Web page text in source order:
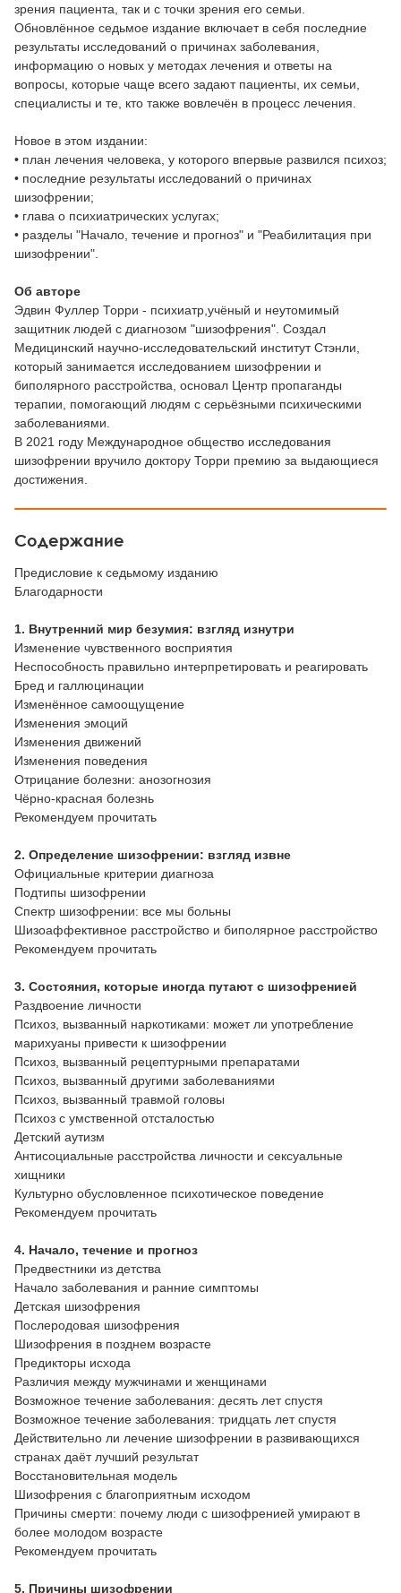
зрения пациента, так и с точки зрения его семьи.
Обновлённое седьмое издание включает в себя последние
результаты исследований о причинах заболевания,
информацию о новых у методах лечения и ответы на
вопросы, которые чаще всего задают пациенты, их семьи,
специалисты и те, кто также вовлечён в процесс лечения.
Новое в этом издании:
• план лечения человека, у которого впервые развился психоз;
• последние результаты исследований о причинах
шизофрении;
• глава о психиатрических услугах;
• разделы "Начало, течение и прогноз" и "Реабилитация при
шизофрении".
Об авторе
Эдвин Фуллер Торри - психиатр,учёный и неутомимый
защитник людей с диагнозом "шизофрения". Создал
Медицинский научно-исследовательский институт Стэнли,
который занимается исследованием шизофрении и
биполярного расстройства, основал Центр пропаганды
терапии, помогающий людям с серьёзными психическими
заболеваниями.
В 2021 году Международное общество исследования
шизофрении вручило доктору Торри премию за выдающиеся
достижения.
Содержание
Предисловие к седьмому изданию
Благодарности
1. Внутренний мир безумия: взгляд изнутри
Изменение чувственного восприятия
Неспособность правильно интерпретировать и реагировать
Бред и галлюцинации
Изменённое самоощущение
Изменения эмоций
Изменения движений
Изменения поведения
Отрицание болезни: анозогнозия
Чёрно-красная болезнь
Рекомендуем прочитать
2. Определение шизофрении: взгляд извне
Официальные критерии диагноза
Подтипы шизофрении
Спектр шизофрении: все мы больны
Шизоаффективное расстройство и биполярное расстройство
Рекомендуем прочитать
3. Состояния, которые иногда путают с шизофренией
Раздвоение личности
Психоз, вызванный наркотиками: может ли употребление
марихуаны привести к шизофрении
Психоз, вызванный рецептурными препаратами
Психоз, вызванный другими заболеваниями
Психоз, вызванный травмой головы
Психоз с умственной отсталостью
Детский аутизм
Антисоциальные расстройства личности и сексуальные
хищники
Культурно обусловленное психотическое поведение
Рекомендуем прочитать
4. Начало, течение и прогноз
Предвестники из детства
Начало заболевания и ранние симптомы
Детская шизофрения
Послеродовая шизофрения
Шизофрения в позднем возрасте
Предикторы исхода
Различия между мужчинами и женщинами
Возможное течение заболевания: десять лет спустя
Возможное течение заболевания: тридцать лет спустя
Действительно ли лечение шизофрении в развивающихся
странах даёт лучший результат
Восстановительная модель
Шизофрения с благоприятным исходом
Причины смерти: почему люди с шизофренией умирают в
более молодом возрасте
Рекомендуем прочитать
5. Причины шизофрении